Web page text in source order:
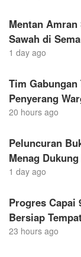
Mentan
Sawah di
1 day ago
Tim
Penyerang
20 hours ago
Peluncuran
Menag
1 day ago
Progres Capai
Bersiap
23 hours ago